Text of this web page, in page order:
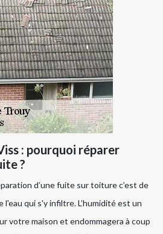
: pourquoi réparer
?
d’une fuite sur toiture c’est de
qui s'y infiltre. L’humidité est un
votre maison et endommagera à coup